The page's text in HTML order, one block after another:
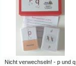
Nicht verwechseln! - p und q